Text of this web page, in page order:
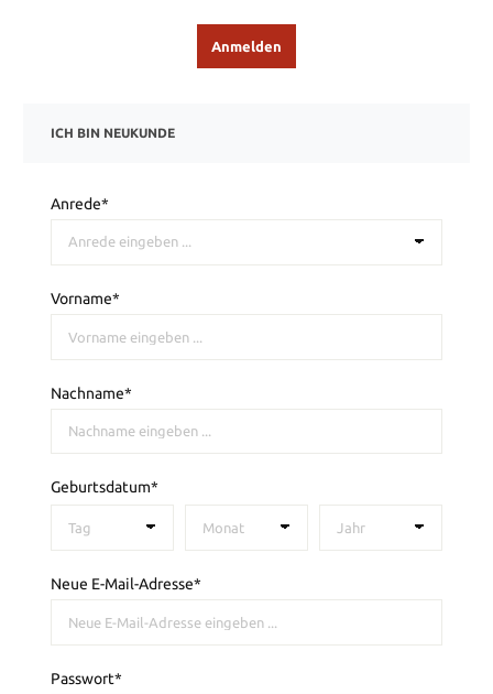
Anmelden
ICH BIN NEUKUNDE
Anrede*
Vorname*
Nachname*
Geburtsdatum*
Neue E-Mail-Adresse*
Passwort*